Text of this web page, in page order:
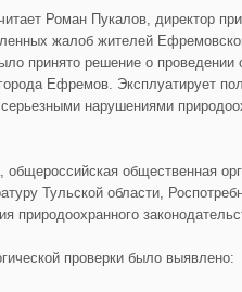
Роман Пукалов, директор
жалоб жителей
принято решение о проведении
Ефремов. Эксплуатирует
нарушениями
общественная
Тульской области,
природоохранного
проверки было выявлено: